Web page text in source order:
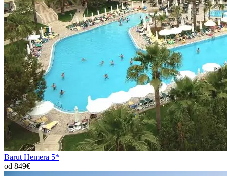
Barut Hemera 5*
od 849€